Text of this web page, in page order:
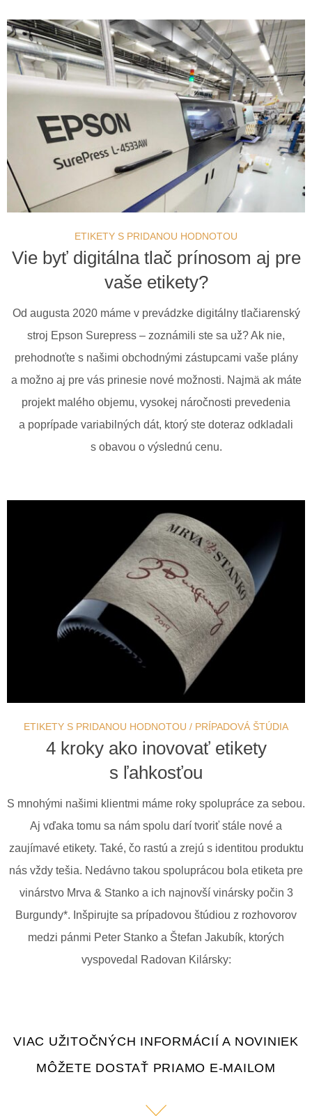
ETIKETY S PRIDANOU HODNOTOU
Vie byť digitálna tlač prínosom aj pre
vaše etikety?
Od augusta 2020 máme v prevádzke digitálny tlačiarenský
stroj Epson Surepress – zoznámili ste sa už? Ak nie,
prehodnoťte s našimi obchodnými zástupcami vaše plány
a možno aj pre vás prinesie nové možnosti. Najmä ak máte
projekt malého objemu, vysokej náročnosti prevedenia
a poprípade variabilných dát, ktorý ste doteraz odkladali
s obavou o výslednú cenu.
ETIKETY S PRIDANOU HODNOTOU / PRÍPADOVÁ ŠTÚDIA
4 kroky ako inovovať etikety
s ľahkosťou
S mnohými našimi klientmi máme roky spolupráce za sebou.
Aj vďaka tomu sa nám spolu darí tvoriť stále nové a
zaujímavé etikety. Také, čo rastú a zrejú s identitou produktu
nás vždy tešia. Nedávno takou spoluprácou bola etiketa pre
vinárstvo Mrva & Stanko a ich najnovší vinársky počin 3
Burgundy*. Inšpirujte sa prípadovou štúdiou z rozhovorov
medzi pánmi Peter Stanko a Štefan Jakubík, ktorých
vyspovedal Radovan Kilársky:
VIAC UŽITOČNÝCH INFORMÁCIÍ A NOVINIEK
MÔŽETE DOSTAŤ PRIAMO E-MAILOM